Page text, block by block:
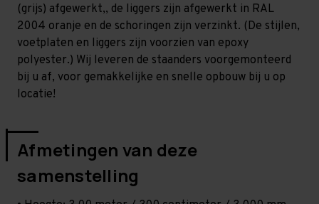
(grijs) afgewerkt,, de liggers zijn afgewerkt in RAL
2004 oranje en de schoringen zijn verzinkt. (De stijlen,
voetplaten en liggers zijn voorzien van epoxy
polyester.) Wij leveren de staanders voorgemonteerd
bij u af, voor gemakkelijke en snelle opbouw bij u op
locatie!
Afmetingen van deze
samenstelling